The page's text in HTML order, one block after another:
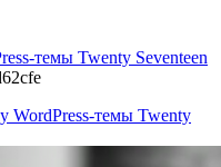
темы Twenty Seventeen
WordPress-темы Twenty